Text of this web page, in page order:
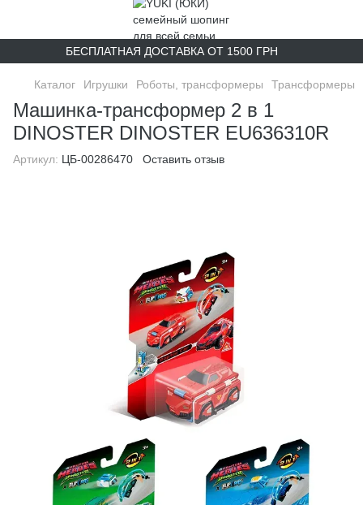
БЕСПЛАТНАЯ ДОСТАВКА ОТ 1500 ГРН
Каталог Игрушки Роботы, трансформеры Трансформеры
Машинка-трансформер 2 в 1
DINOSTER DINOSTER EU636310R
Артикул: ЦБ-00286470 Оставить отзыв